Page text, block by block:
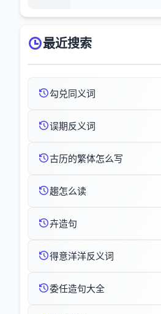
最近搜索
勾兑同义词
误期反义词
古历的繁体怎么写
趨怎么读
卉造句
得意洋洋反义词
委任造句大全